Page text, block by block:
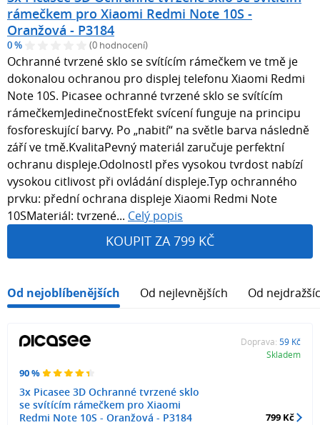
rámečkem pro Xiaomi Redmi Note 10S -
Oranžová - P3184
0 % (0 hodnocení)
Ochranné tvrzené sklo se svítícím rámečkem ve tmě je
dokonalou ochranou pro displej telefonu Xiaomi Redmi
Note 10S. Picasee ochranné tvrzené sklo se svítícím
rámečkemJedinečnostEfekt svícení funguje na principu
fosforeskující barvy. Po „nabití“ na světle barva následně
září ve tmě.KvalitaPevný materiál zaručuje perfektní
ochranu displeje.OdolnostI přes vysokou tvrdost nabízí
vysokou citlivost při ovládání displeje.Typ ochranného
prvku: přední ochrana displeje Xiaomi Redmi Note
10SMateriál: tvrzené... Celý popis
KOUPIT ZA 799 KČ
Od nejoblíbenějších Od nejlevnějších Od
90 %
3x Picasee 3D Ochranné tvrzené sklo
se svítícím rámečkem pro Xiaomi
Redmi Note 10S - Oranžová - P3184
Doprava: 59 Kč
Skladem
799 Kč